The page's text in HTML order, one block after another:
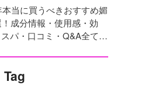
本当に買うべきおすすめ媚
成分情報・使用感・効
パ・口コミ・Q&A全てを
Tag